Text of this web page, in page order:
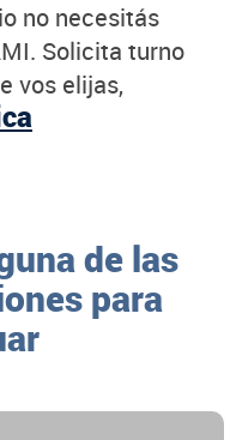
no necesitás
Solicita turno
vos elijas,
de las
para